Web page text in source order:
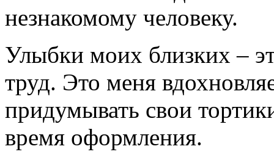
незнакомому человеку.
Улыбки моих близких –
труд. Это меня
придумывать свои
время оформления.